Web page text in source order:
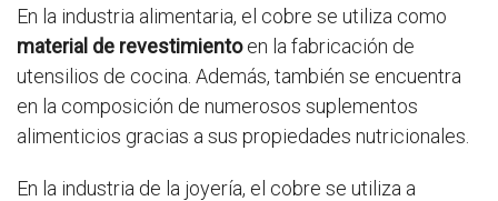
En la industria alimentaria, el cobre se utiliza como
material de revestimientoen la fabricación de
utensilios de cocina. Además, también se encuentra
en la composición de numerosos suplementos
alimenticios gracias a sus propiedades nutricionales.
En la industria de la joyería, el cobre se utiliza a